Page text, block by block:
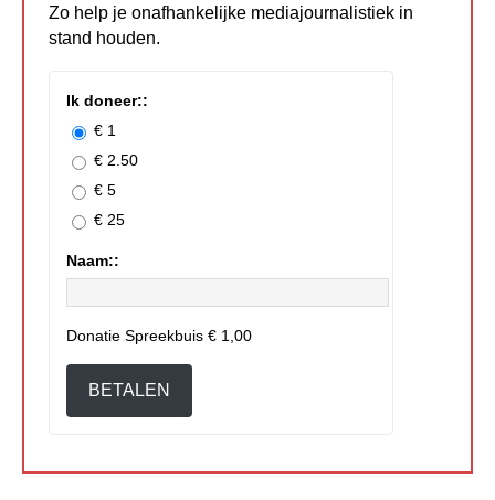
Zo help je onafhankelijke mediajournalistiek in
stand houden.
Ik doneer::
€ 1
€ 2.50
€ 5
€ 25
Naam::
Donatie Spreekbuis € 1,00
BETALEN